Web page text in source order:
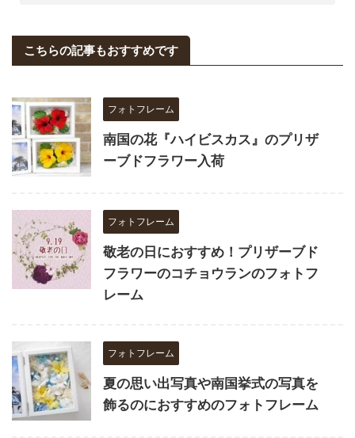
こちらの記事もおすすめです
フォトフレーム
南国の花『ハイビスカス』のプリザ
ーブドフラワー入荷
フォトフレーム
敬老の日におすすめ！プリザーブド
フラワーのコチョウランのフォトフ
レーム
フォトフレーム
夏の思い出写真や南国挙式の写真を
飾るのにおすすめのフォトフレーム